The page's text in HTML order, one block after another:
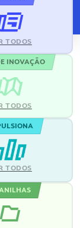
TODOS
INOVAÇÃO
TODOS
TODOS